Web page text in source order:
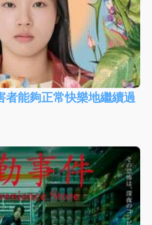
者能夠正常快樂地繼續過